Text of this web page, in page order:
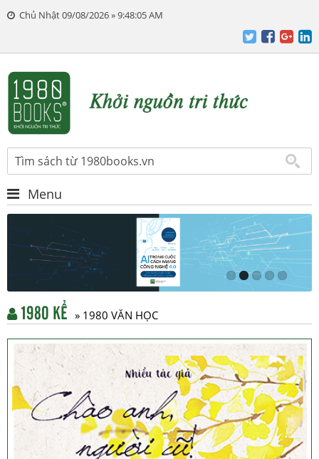
Chủ Nhật 09/08/2026 » 9:48:06 AM
Menu
1980 KỂ » 1980 VĂN HỌC